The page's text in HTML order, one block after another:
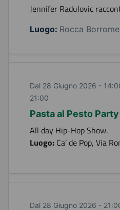
Jennifer Radulovic
Luogo: Rocca
Dal 28 Giugno 2026 -
21:00
Pasta al Pesto Party
All day Hip-Hop Show.
Luogo: Ca’ de Pop, Via
Dal 28 Giugno 2026 -